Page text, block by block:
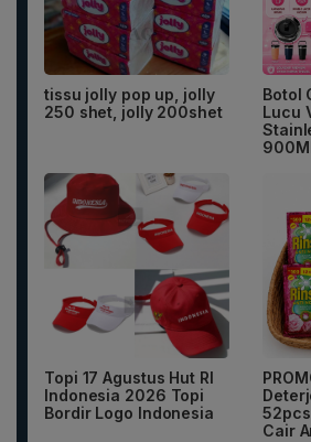
tissu jolly pop up, jolly
250 shet, jolly 200shet
Botol
Lucu
Topi 17 Agustus Hut RI
Indonesia 2026 Topi
Bordir Logo Indonesia
Cair